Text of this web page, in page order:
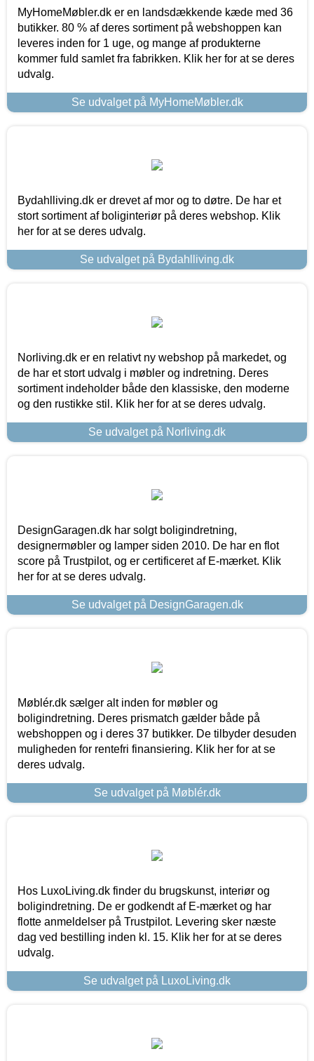
MyHomeMøbler.dk er en landsdækkende kæde med 36
butikker. 80 % af deres sortiment på webshoppen kan
leveres inden for 1 uge, og mange af produkterne
kommer fuld samlet fra fabrikken. Klik her for at se deres
udvalg.
Se udvalget på MyHomeMøbler.dk
Bydahlliving.dk er drevet af mor og to døtre. De har et
stort sortiment af boliginteriør på deres webshop. Klik
her for at se deres udvalg.
Se udvalget på Bydahlliving.dk
Norliving.dk er en relativt ny webshop på markedet, og
de har et stort udvalg i møbler og indretning. Deres
sortiment indeholder både den klassiske, den moderne
og den rustikke stil. Klik her for at se deres udvalg.
Se udvalget på Norliving.dk
DesignGaragen.dk har solgt boligindretning,
designermøbler og lamper siden 2010. De har en flot
score på Trustpilot, og er certificeret af E-mærket. Klik
her for at se deres udvalg.
Se udvalget på DesignGaragen.dk
Møblér.dk sælger alt inden for møbler og
boligindretning. Deres prismatch gælder både på
webshoppen og i deres 37 butikker. De tilbyder desuden
muligheden for rentefri finansiering. Klik her for at se
deres udvalg.
Se udvalget på Møblér.dk
Hos LuxoLiving.dk finder du brugskunst, interiør og
boligindretning. De er godkendt af E-mærket og har
flotte anmeldelser på Trustpilot. Levering sker næste
dag ved bestilling inden kl. 15. Klik her for at se deres
udvalg.
Se udvalget på LuxoLiving.dk